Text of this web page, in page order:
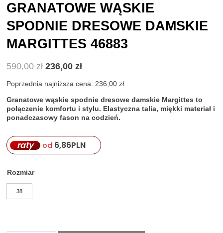
GRANATOWE WĄSKIE
SPODNIE DRESOWE DAMSKIE
MARGITTES 46883
590,00zł Pierwotna
wynosiła:
236,00 złAktualna
wynosi:
Poprzednia najniższa cena: 236,00 zł.
Granatowe wąskie spodnie dresowe damskie Margittes to
połączenie komfortu i stylu. Elastyczna talia, miękki materiał i
ponadczasowy fason na codzień.
raty od 6,86PLN
Rozmiar
38